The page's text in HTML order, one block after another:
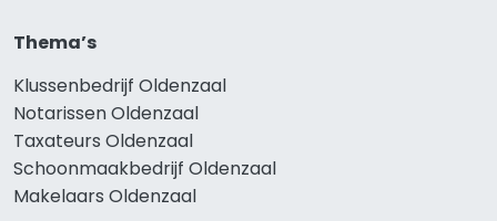
Thema’s
Klussenbedrijf Oldenzaal
Notarissen Oldenzaal
Taxateurs Oldenzaal
Schoonmaakbedrijf Oldenzaal
Makelaars Oldenzaal